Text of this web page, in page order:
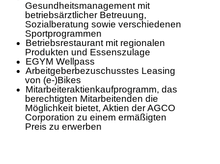
Gesundheitsmanagement mit
betriebsärztlicher Betreuung,
Sozialberatung sowie verschiedenen
Sportprogrammen
Betriebsrestaurant mit regionalen
Produkten und Essenszulage
EGYM Wellpass
Arbeitgeberbezuschusstes Leasing
von (e-)Bikes
Mitarbeiteraktienkaufprogramm, das
berechtigten Mitarbeitenden die
Möglichkeit bietet, Aktien der AGCO
Corporation zu einem ermäßigten
Preis zu erwerben